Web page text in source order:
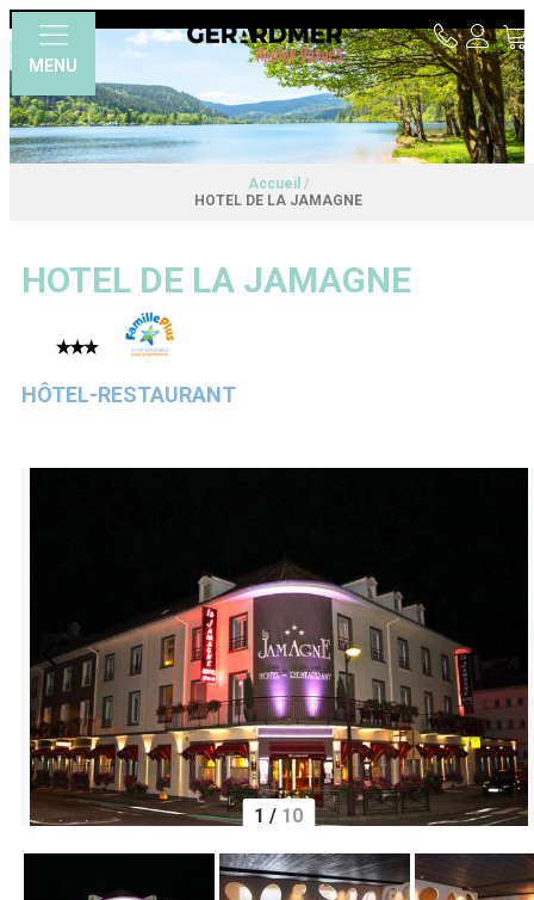
MENU
Accueil /
HOTEL DE LA JAMAGNE
HOTEL DE LA JAMAGNE
HÔTEL-RESTAURANT
1 / 10